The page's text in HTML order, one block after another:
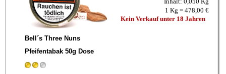
Bell´s Three Nuns
Pfeifentabak 50g Dose
1 Kg = 478,00 €
Kein Verkauf unter 18 Jahren